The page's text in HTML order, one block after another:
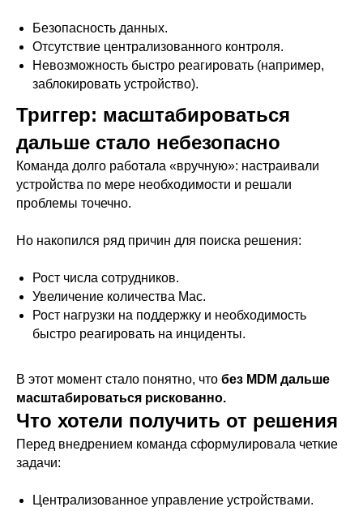
Безопасность данных.
Отсутствие централизованного контроля.
Невозможность быстро реагировать (например,
заблокировать устройство).
Триггер: масштабироваться
дальше стало небезопасно
Команда долго работала «вручную»: настраивали
устройства по мере необходимости и решали
проблемы точечно.
Но накопился ряд причин для поиска решения:
Рост числа сотрудников.
Увеличение количества Mac.
Рост нагрузки на поддержку и необходимость
быстро реагировать на инциденты.
В этот момент стало понятно, что без MDM дальше
масштабироваться рискованно.
Что хотели получить от решения
Перед внедрением команда сформулировала четкие
задачи:
Централизованное управление устройствами.